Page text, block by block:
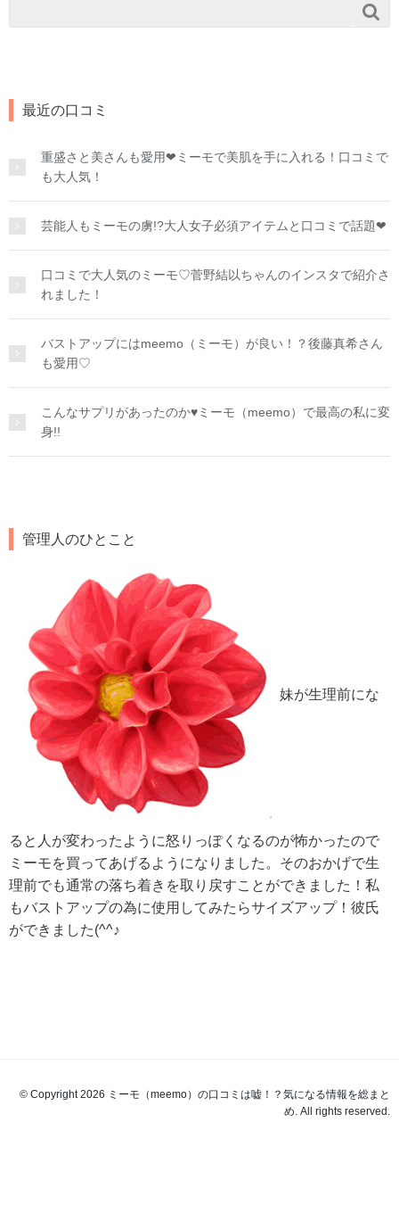

最近の口コミ
重盛さと美さんも愛用❤︎ミーモで美肌を手に入れる！口コミで
も大人気！
芸能人もミーモの虜!?大人女子必須アイテムと口コミで話題❤︎
口コミで大人気のミーモ♡菅野結以ちゃんのインスタで紹介さ
れました！
バストアップにはmeemo（ミーモ）が良い！？後藤真希さん
も愛用♡
こんなサプリがあったのか♥ミーモ（meemo）で最高の私に変
身!!
管理人のひとこと
妹が生理前にな
ると人が変わったように怒りっぽくなるのが怖かったので
ミーモを買ってあげるようになりました。そのおかげで生
理前でも通常の落ち着きを取り戻すことができました！私
もバストアップの為に使用してみたらサイズアップ！彼氏
ができました(^^♪
© Copyright 2026 ミーモ（meemo）の口コミは嘘！？気になる情報を総まと
め. All rights reserved.